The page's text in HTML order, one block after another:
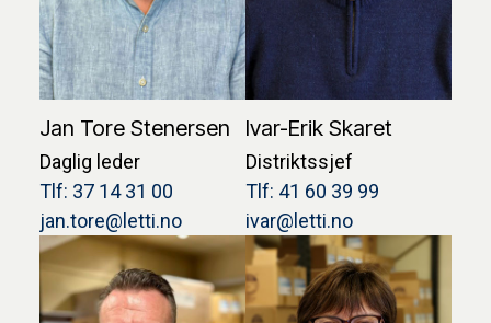
Jan Tore Stenersen
Daglig leder
Tlf: 37 14 31 00
jan.tore@letti.no
Ivar-Erik Skaret
Distriktssjef
Tlf: 41 60 39 99
ivar@letti.no